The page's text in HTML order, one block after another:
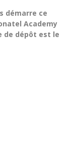
démarre ce
Academy
de dépôt est le